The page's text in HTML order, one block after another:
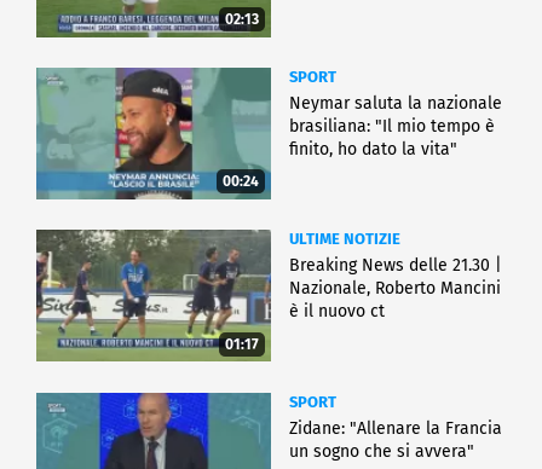
02:13
00:24
SPORT
Neymar saluta la nazionale
brasiliana: "Il mio tempo è
finito, ho dato la vita"
01:17
ULTIME NOTIZIE
Breaking News delle 21.30 |
Nazionale, Roberto Mancini
è il nuovo ct
SPORT
Zidane: "Allenare la Francia
un sogno che si avvera"